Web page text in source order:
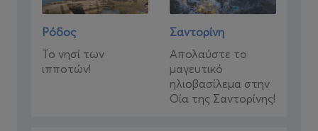
Ρόδος
Το νησί των
ιπποτών!
Σαντορίνη
Απολαύστε το
μαγευτικό
ηλιοβασίλεμα στην
Οία της Σαντορίνης!